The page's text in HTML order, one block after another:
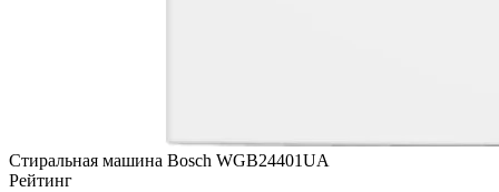
Стиральная машина Bosch WGB24401UA
Рейтинг